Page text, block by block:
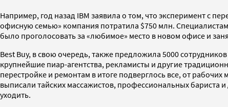
Например, год назад IBM заявила о том, что эксперимент с
офисную семью» компания потратила $750 млн.
было проголосовать за «любимое» место в новом офисе и
Best Buy, в свою очередь, также предложила 5000
крупнейшие пиар-агентства, рекламисты и другие
перестройке и ремонтам в итоге подверглось все, от
выписали тайских массажистов, профессиональных бариста
уходить.